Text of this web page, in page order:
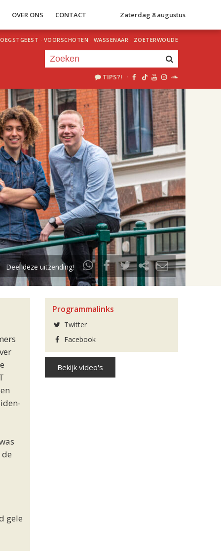
OVER ONS CONTACT Zaterdag 8 augustus
OEGSTGEEST · VOORSCHOTEN · WASSENAAR · ZOETERWOUDE
TIPS?! ·
20.00
Je luistert nu naar
uur 1 van 2
«Vorig uur Volgend uur »
Deel deze uitzending!
gele
Programmalinks
Twitter
Facebook
Bekijk video's